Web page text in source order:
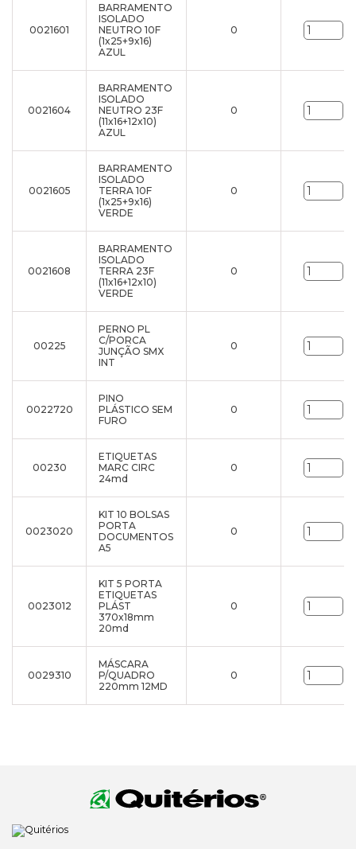
0021601
BARRAMENTO
ISOLADO
NEUTRO 10F
(1x25+9x16)
AZUL
0
0021604
BARRAMENTO
ISOLADO
NEUTRO 23F
(11x16+12x10)
AZUL
0
0021605
BARRAMENTO
ISOLADO
TERRA 10F
(1x25+9x16)
VERDE
0
0021608
BARRAMENTO
ISOLADO
TERRA 23F
(11x16+12x10)
VERDE
0
00225
PERNO PL
C/PORCA
JUNÇÃO SMX
INT
0
0022720
PINO
PLÁSTICO SEM
FURO
0
00230
ETIQUETAS
MARC CIRC
24md
0
0023020
KIT 10 BOLSAS
PORTA
DOCUMENTOS
A5
0
0023012
KIT 5 PORTA
ETIQUETAS
PLÁST
370x18mm
20md
0
0029310
MÁSCARA
P/QUADRO
220mm 12MD
0